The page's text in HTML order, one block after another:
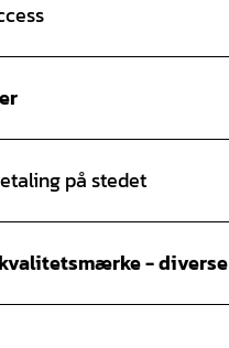
på stedet
- diverse